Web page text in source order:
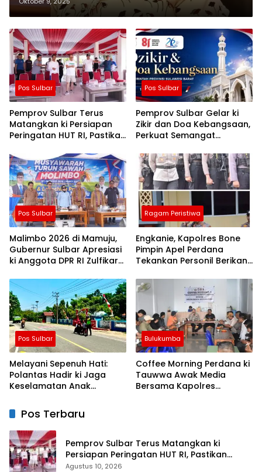
Pos Sulbar
Pemprov Sulbar Terus
Matangkan ki Persiapan
Peringatan HUT RI, Pastikan
Pos Sulbar
Pemprov Sulbar Gelar ki
Zikir dan Doa Kebangsaan,
Perkuat Semangat
Persatuan
Pos Sulbar
Malimbo 2026 di Mamuju,
Gubernur Sulbar Apresiasi
ki Anggota DPR RI Zulfikar
Dapat Alsintan dan Pupuk
Ragam Peristiwa
Engkanie, Kapolres Bone
Pimpin Apel Perdana
Tekankan Personil Berikan
Pos Sulbar
Melayani Sepenuh Hati:
Polantas Hadir ki Jaga
Keselamatan Anak
Budaya Tertib Sejak Dini
Bulukumba
Coffee Morning Perdana ki
Tauwwa Awak Media
Bersama Kapolres
Pos Terbaru
Pemprov Sulbar Terus Matangkan ki
Persiapan Peringatan HUT RI, Pastikan
Berjalan Lancar
Agustus 10, 2026